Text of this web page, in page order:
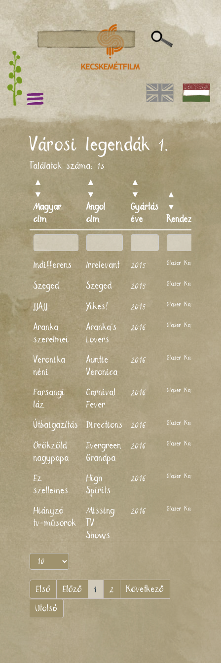
Városi legendák 1.
Találatok száma: 13
▲
▼
Magyar
cím
▲
▼
Angol
cím
▲
▼
Gyártás
éve
▲
▼
Rendező
Indifferens Irrelevant 2015 Glaser Kati
Szeged Szeged 2015 Glaser Kati
JJAJJ Yikes! 2015 Glaser Kati
Aranka
szerelmei
Aranka's
Lovers
2016 Glaser Kati
Veronika
néni
Auntie
Veronica
2016 Glaser Kati
Farsangi
láz
Carnival
Fever
2016 Glaser Kati
Útbaigazítás Directions 2016 Glaser Kati
Örökzöld
nagypapa
Evergreen
Grandpa
2016 Glaser Kati
Ez
szellemes
High
Spirits
2016 Glaser Kati
Hiányzó
tv-műsorok
Missing
TV
Shows
2016 Glaser Kati
Első Előző 1 2 Következő
Utolsó